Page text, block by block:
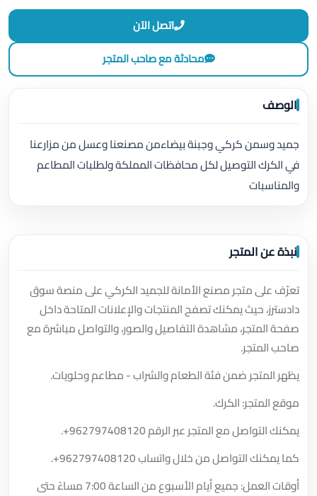
اتصل الآن
محادثة مع صاحب المتجر
الوصف
جميد وسمن كركي وجبنة بيضاءمن مصنعنا وعسل من مزارعنا
في الكرك التوصيل لكل محافظات المملكة ولطلبات المطاعم
والمناسبات
نبذة عن المتجر
تعرّف على متجر مصنع الأمانة للجميد الكركي على منصة سوق
دادسترز، حيث يمكنك تصفح المنتجات والإعلانات المتاحة داخل
صفحة المتجر، مشاهدة التفاصيل والصور، والتواصل مباشرة مع
صاحب المتجر.
يظهر المتجر ضمن فئة الطعام والشراب - مطاعم وحلويات.
موقع المتجر: الكرك.
يمكنك التواصل مع المتجر عبر الرقم+962797408120
.
كما يمكنك التواصل من خلال واتساب+962797408120
.
أوقات العمل: جميع أيام الأسبوع من الساعة 7:00 مساءً حتى